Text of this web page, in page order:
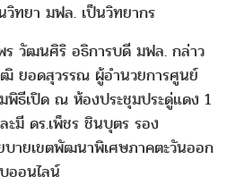
ทยา มฟล. เป็นวิทยากร
วัฒนศิริ อธิการบดี มฟล. กล่าว
ยอดสุวรรณ ผู้อำนวยการศูนย์
พิธีเปิด ณ ห้องประชุมประดู่แดง 1
ะมี ดร.เพ็ชร ชินบุตร รอง
บายเขตพัฒนาพิเศษภาคตะวันออก
ออนไลน์